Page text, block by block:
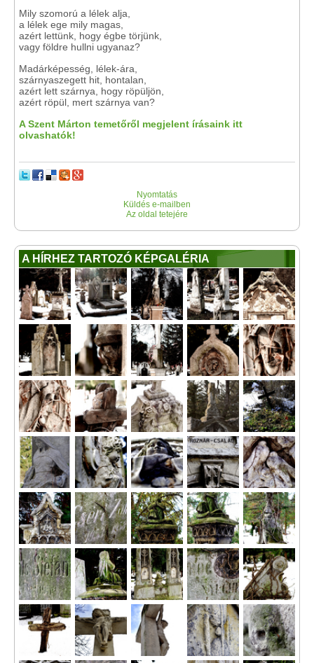
Mily szomorú a lélek alja,
a lélek ege mily magas,
azért lettünk, hogy égbe törjünk,
vagy földre hullni ugyanaz?
Madárképesség, lélek-ára,
szárnyaszegett hit, hontalan,
azért lett szárnya, hogy röpüljön,
azért röpül, mert szárnya van?
A Szent Márton temetőről megjelent írásaink itt
olvashatók!
Nyomtatás
Küldés e-mailben
Az oldal tetejére
A HÍRHEZ TARTOZÓ KÉPGALÉRIA